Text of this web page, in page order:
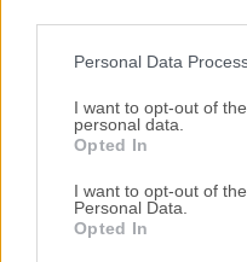
Personal Data
I want to opt-out of
personal data.
Opted In
I want to opt-out of
Personal Data.
Opted In
generen una ventaja